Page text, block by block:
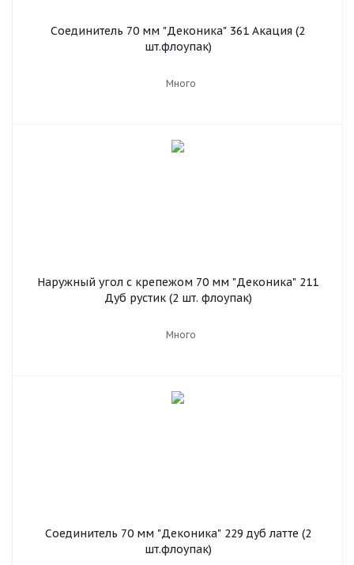
Соединитель 70 мм "Деконика" 361 Акация (2
шт.флоупак)
Много
Наружный угол с крепежом 70 мм "Деконика" 211
Дуб рустик (2 шт. флоупак)
Много
Соединитель 70 мм "Деконика" 229 дуб латте (2
шт.флоупак)